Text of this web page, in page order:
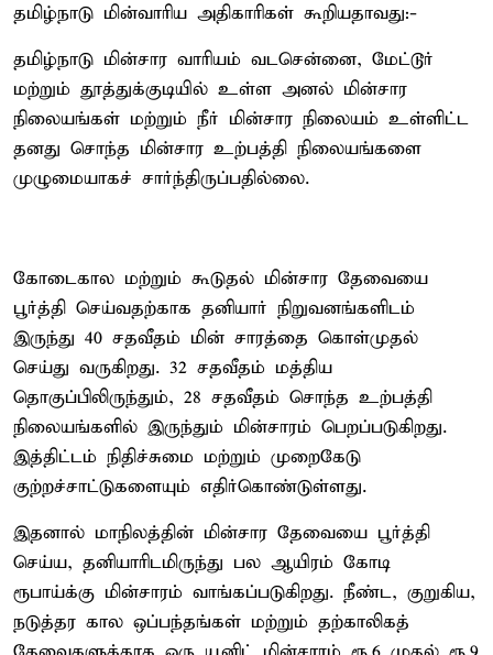
தமிழ்நாடு மின்வாரிய அதிகாரிகள் கூறியதாவது:-
தமிழ்நாடு மின்சார வாரியம் வடசென்னை, மேட்டூர்
மற்றும் தூத்துக்குடியில் உள்ள அனல் மின்சார
நிலையங்கள் மற்றும் நீர் மின்சார நிலையம் உள்ளிட்ட
தனது சொந்த மின்சார உற்பத்தி நிலையங்களை
முழுமையாகச் சார்ந்திருப்பதில்லை.
கோடைகால மற்றும் கூடுதல் மின்சார தேவையை
பூர்த்தி செய்வதற்காக தனியார் நிறுவனங்களிடம்
இருந்து 40 சதவீதம் மின் சாரத்தை கொள்முதல்
செய்து வருகிறது. 32 சதவீதம் மத்திய
தொகுப்பிலிருந்தும், 28 சதவீதம் சொந்த உற்பத்தி
நிலையங்களில் இருந்தும் மின்சாரம் பெறப்படுகிறது.
இத்திட்டம் நிதிச்சுமை மற்றும் முறைகேடு
குற்றச்சாட்டுகளையும் எதிர்கொண்டுள்ளது.
இதனால் மாநிலத்தின் மின்சார தேவையை பூர்த்தி
செய்ய, தனியாரிடமிருந்து பல ஆயிரம் கோடி
ரூபாய்க்கு மின்சாரம் வாங்கப்படுகிறது. நீண்ட, குறுகிய,
நடுத்தர கால ஒப்பந்தங்கள் மற்றும் தற்காலிகத்